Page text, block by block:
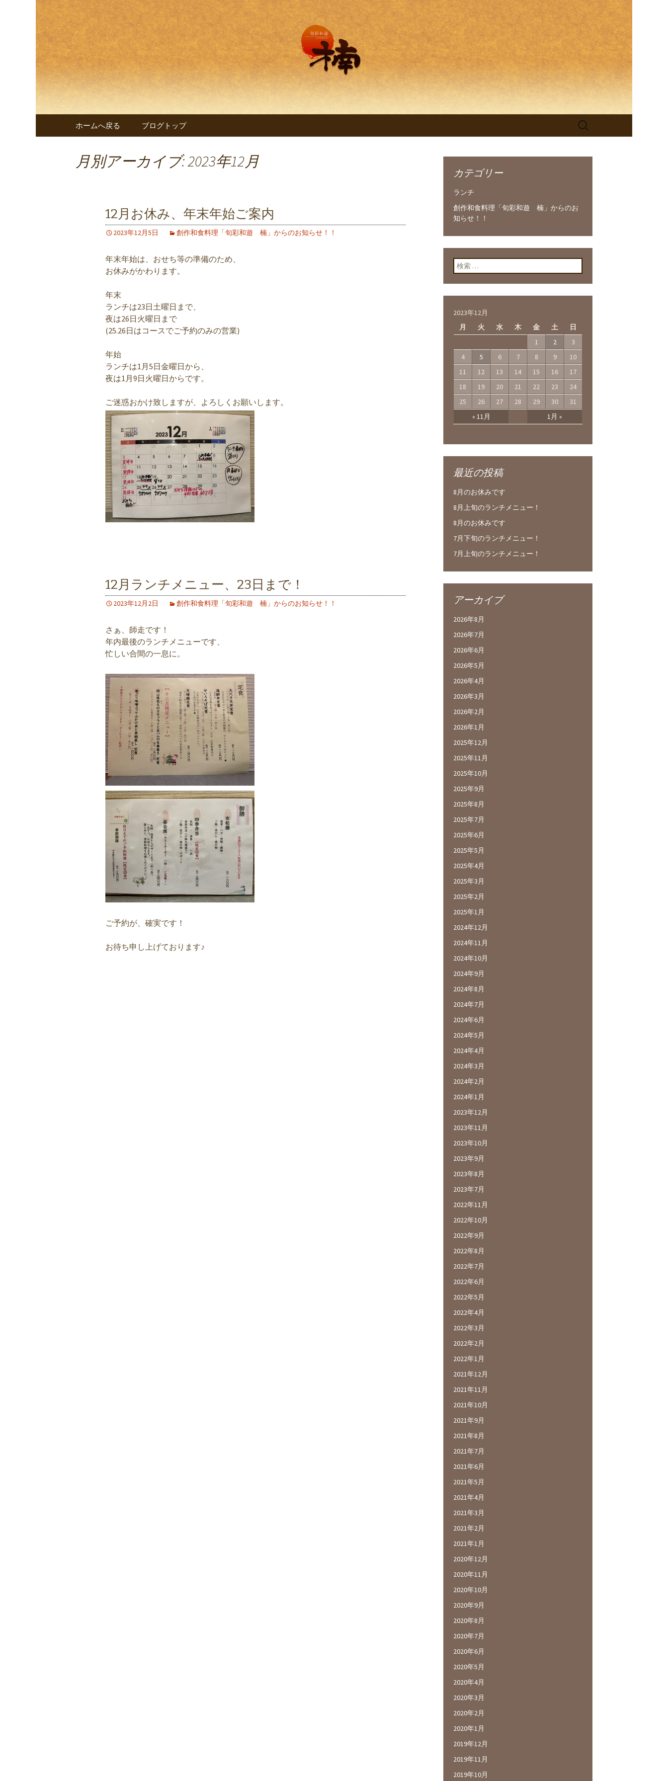
兵庫・西明石の創作和食料理「旬彩和
遊 楠～くすのき～」
兵庫・西明石の創作和食料理 旬彩和遊 楠。
コンテンツへ移動
ホームへ戻る ブログトップ
検
月別アーカイブ: 2023年12月
12月お休み、年末年始ご案内
2023年12月5日 創作和食料理「旬彩和遊 楠」からのお知らせ！！
年末年始は、おせち等の準備のため、
お休みがかわります。
年末
ランチは23日土曜日まで、
夜は26日火曜日まで
(25.26日はコースでご予約のみの営業)
年始
ランチは1月5日金曜日から、
夜は1月9日火曜日からです。
ご迷惑おかけ致しますが、よろしくお願いします。
12月ランチメニュー、23日まで！
2023年12月2日 創作和食料理「旬彩和遊 楠」からのお知らせ！！
さぁ、師走です！
年内最後のランチメニューです、
忙しい合間の一息に。
ご予約が、確実です！
お待ち申し上げております♪
カテゴリー
ランチ
創作和食料理「旬彩和遊 楠」からのお
知らせ！！
検索:
2023年12月
月
火 水 木 金 土 日
« 11月 1月 »
1 2
3
4
5 6 7 8 9
10
11
12 13 14 15 16
17
18
19 20 21 22 23
24
25
26 27 28 29 30 31
最近の投稿
8月のお休みです
8月上旬のランチメニュー！
8月のお休みです
7月下旬のランチメニュー！
7月上旬のランチメニュー！
アーカイブ
2026年8月
2026年7月
2026年6月
2026年5月
2026年4月
2026年3月
2026年2月
2026年1月
2025年12月
2025年11月
2025年10月
2025年9月
2025年8月
2025年7月
2025年6月
2025年5月
2025年4月
2025年3月
2025年2月
2025年1月
2024年12月
2024年11月
2024年10月
2024年9月
2024年8月
2024年7月
2024年6月
2024年5月
2024年4月
2024年3月
2024年2月
2024年1月
2023年12月
2023年11月
2023年10月
2023年9月
2023年8月
2023年7月
2022年11月
2022年10月
2022年9月
2022年8月
2022年7月
2022年6月
2022年5月
2022年4月
2022年3月
2022年2月
2022年1月
2021年12月
2021年11月
2021年10月
2021年9月
2021年8月
2021年7月
2021年6月
2021年5月
2021年4月
2021年3月
2021年2月
2021年1月
2020年12月
2020年11月
2020年10月
2020年9月
2020年8月
2020年7月
2020年6月
2020年5月
2020年4月
2020年3月
2020年2月
2020年1月
2019年12月
2019年11月
2019年10月